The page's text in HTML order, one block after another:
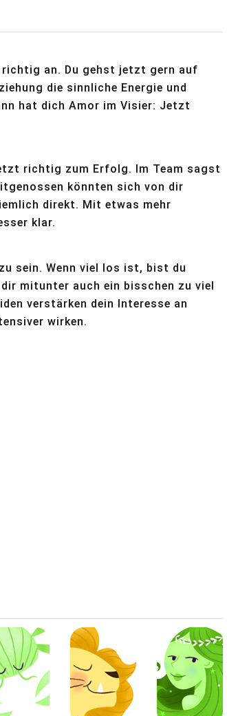
an. Du gehst jetzt gern auf
die sinnliche Energie und
hat dich Amor im Visier: Jetzt
richtig zum Erfolg. Im Team sagst
könnten sich von dir
direkt. Mit etwas mehr
klar.
sein. Wenn viel los ist, bist du
mitunter auch ein bisschen zu viel
verstärken dein Interesse an
wirken.